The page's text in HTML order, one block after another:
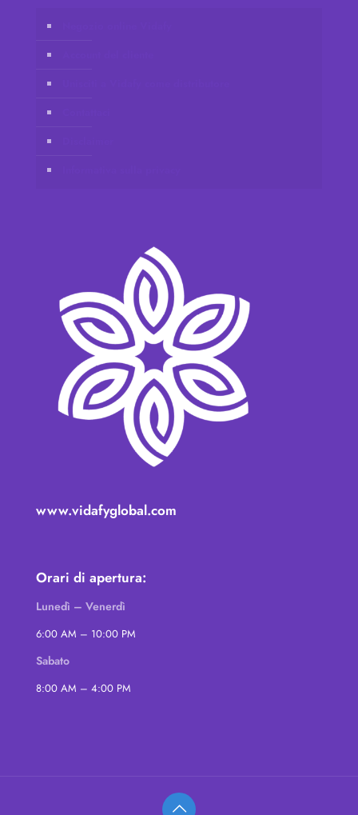
www.vidafyglobal.com
Orari di apertura:
Lunedì – Venerdì
6:00 AM – 10:00 PM
Sabato
8:00 AM – 4:00 PM